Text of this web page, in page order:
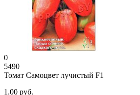
0
5490
Томат Самоцвет лучистый F1
1.00 руб.